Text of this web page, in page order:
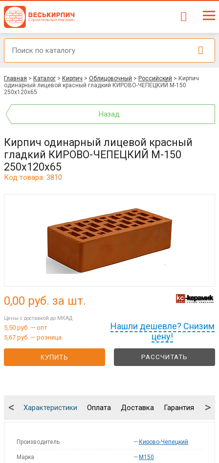
Главная > Каталог > Кирпич > Облицовочный > Российский > Кирпич
одинарный лицевой красный гладкий КИРОВО-ЧЕПЕЦКИЙ М-150
250x120x65
Назад
Кирпич одинарный лицевой красный
гладкий КИРОВО-ЧЕПЕЦКИЙ М-150
250x120x65
Код товара: 3810
Нашли дешевле? Снизим
цену!
0,00 руб. за шт.
Цены с доставкой до МКАД
5,50 руб. — опт
5,67 руб. — розница
КУПИТЬ РАССЧИТАТЬ
Характеристики Оплата Доставка Гарантия
< >
Производитель — Кирово-Чепецкий
Марка — M150